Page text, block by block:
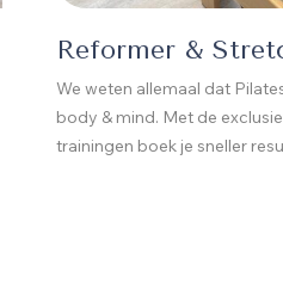
Reformer &
We weten allemaal dat
body & mind. Met de
trainingen boek je sneller